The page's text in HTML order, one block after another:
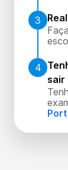
3
4
sair